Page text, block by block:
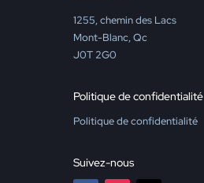
1255, chemin des Lacs
Mont-Blanc, Qc
J0T 2G0
Politique de confidentialité
Politique de confidentialité
Suivez-nous